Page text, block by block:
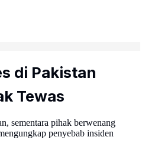
di Pakistan
Tewas
sementara pihak berwenang
penyebab insiden